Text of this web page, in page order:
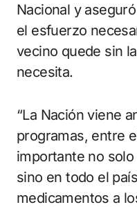
Nacional y
el esfuerzo
vecino quede sin
necesita.
“La Nación viene
programas, entre
importante no
sino en todo el
medicamentos a